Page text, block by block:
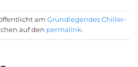
am Grundlegendes Chiller-
auf den permalink.